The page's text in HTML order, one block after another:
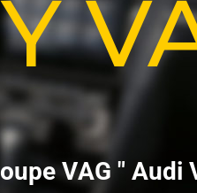
oupe VAG " Audi